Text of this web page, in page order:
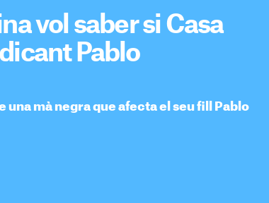
vol saber si Casa
Pablo
una mà negra que afecta el seu fill Pablo